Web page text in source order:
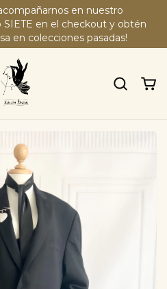
en nuestro
SIETE en el checkout y obtén
en colecciones pasadas!